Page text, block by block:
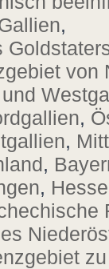
,
von
,
,
,
,